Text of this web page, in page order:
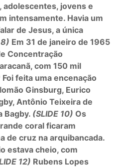
adolescentes, jovens e
intensamente. Havia um
de Jesus, a única
8) Em 31 de janeiro de 1965
Concentração
com 150 mil
Foi feita uma encenação
Ginsburg, Eurico
Antônio Teixeira de
Bagby. (SLIDE 10) Os
coral ficaram
de cruz na arquibancada.
estava cheio, com
12) Rubens Lopes